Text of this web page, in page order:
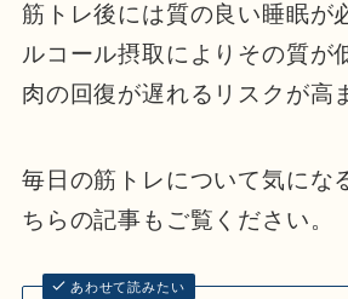
筋トレ後には質の良い睡眠が
ルコール摂取によりその質が
肉の回復が遅れるリスクが高
毎日の筋トレについて気にな
ちらの記事もご覧ください。
あわせて読みたい